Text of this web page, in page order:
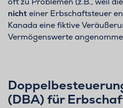
nichteiner Erbschaftsteuer
Kanada eine fiktive
Vermögenswerte
(DBA) für